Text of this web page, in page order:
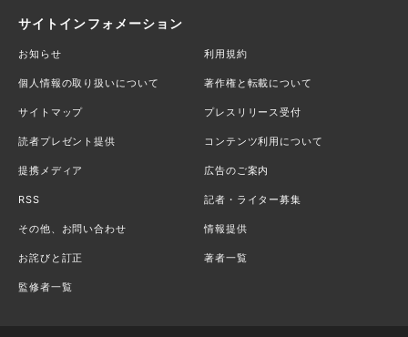
サイトインフォメーション
お知らせ 利用規約
個人情報の取り扱いについて 著作権と転載について
サイトマップ プレスリリース受付
読者プレゼント提供 コンテンツ利用について
提携メディア 広告のご案内
RSS 記者・ライター募集
その他、お問い合わせ 情報提供
お詫びと訂正 著者一覧
監修者一覧